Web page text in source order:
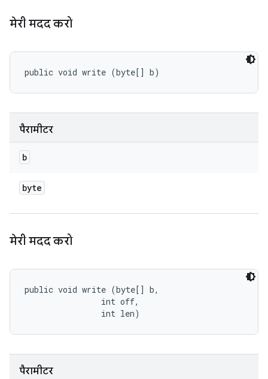
मेरी मदद करो
public void write (byte[] b)
पैरामीटर
b
byte
मेरी मदद करो
public void write (byte[] b,
                int off,
                int len)
पैरामीटर